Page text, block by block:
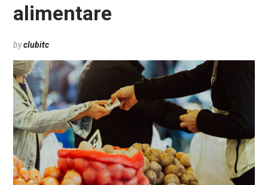
alimentare
byclubitc